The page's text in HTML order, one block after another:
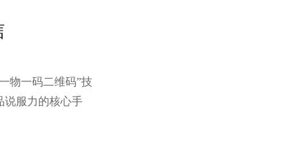
物一码二维码”技
说服力的核心手